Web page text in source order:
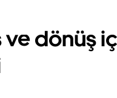
ve dönüş